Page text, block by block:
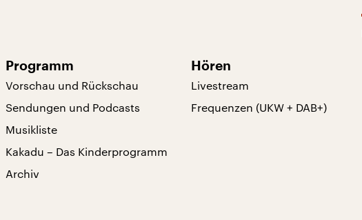
Programm
Vorschau und Rückschau
Sendungen und Podcasts
Musikliste
Kakadu – Das Kinderprogramm
Archiv
Hören
Livestream
Frequenzen (UKW + DAB+)